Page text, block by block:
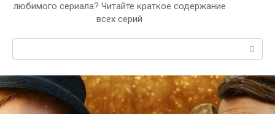
любимого сериала? Читайте краткое содержание
всех серий